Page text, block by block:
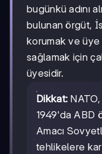
bugünkü adını
bulunan örgüt,
korumak ve üye
sağlamak için
üyesidir.
Dikkat:
1949'da ABD
Amacı
tehlikelere